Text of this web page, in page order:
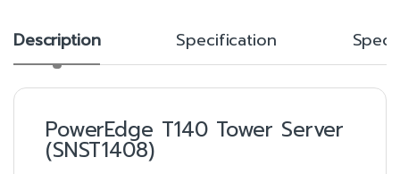
Description Specification Spec
PowerEdge T140 Tower Server
(SNST1408)